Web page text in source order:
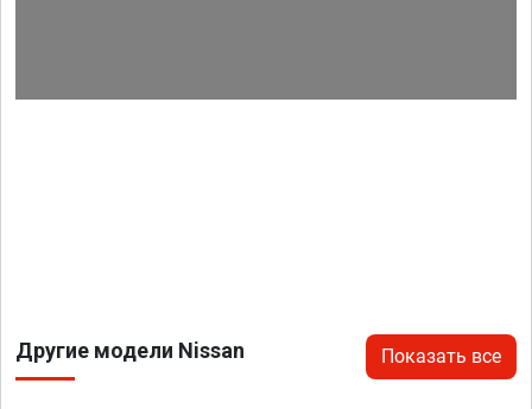
Другие модели Nissan Показать все